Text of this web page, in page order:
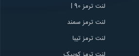
لنت ترمز l 90
لنت ترمز سمند
لنت ترمز تیبا